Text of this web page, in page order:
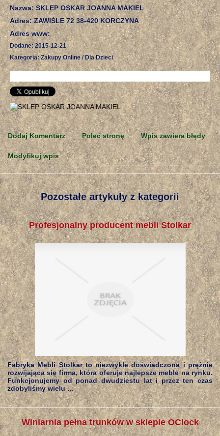
Nazwa: SKLEP OSKAR JOANNA MAKIEL
Adres: ZAWIŚLE 72 38-420 KORCZYNA
Adres www:
Dodane: 2015-12-21
Kategoria: Zakupy Online / Dla Dzieci
Dodaj Komentarz Poleć stronę Wpis zawiera błędy
Modyfikuj wpis
Pozostałe artykuły z kategorii
Profesjonalny producent mebli Stolkar
Fabryka Mebli Stolkar to niezwykle doświadczona i prężnie
rozwijająca się firma, która oferuje najlepsze meble na rynku.
Funkcjonujemy od ponad dwudziestu lat i przez ten czas
zdobyliśmy wielu ...
Winiarnia pełna trunków w sklepie OClock